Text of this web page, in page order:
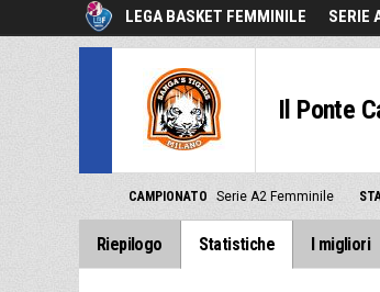
LEGA BASKET FEMMINILE SERIE
Il Ponte
CAMPIONATO Serie A2 Femminile
Riepilogo Statistiche I migliori